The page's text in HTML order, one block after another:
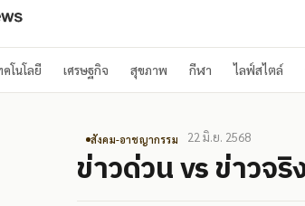
โนโลยี เศรษฐกิจ สุขภาพ กีฬา ไลฟ์สไตล์
สังคม-อาชญากรรม 22 มิ.ย. 2568
ข่าวด่วน vs ข่าวจ